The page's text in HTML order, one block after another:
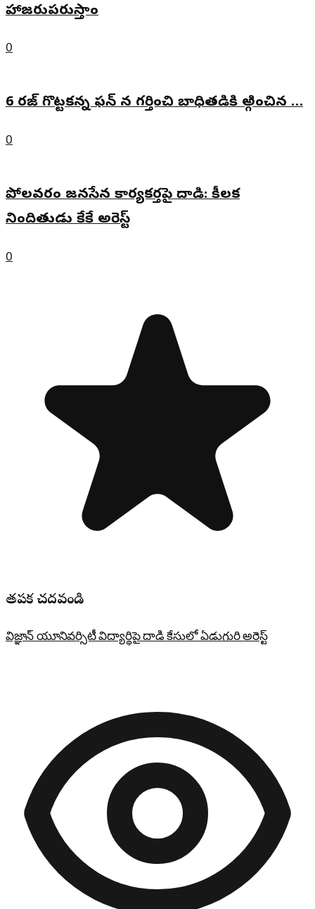
హాజరుపరుస్తాం
0
6 రజ్ గొట్టకన్న ఫన్ న గర్తించి బాధితడికి అ్గించిన …
0
పోలవరం జనసేన కార్యకర్తపై దాడి: కీలక
నిందితుడు కేకే అరెస్ట్
0
తప్పక చదవండి
విజ్ఞాన్ యూనివర్సిటీ విద్యార్థిపై దాడి కేసులో ఏడుగురి అరెస్ట్